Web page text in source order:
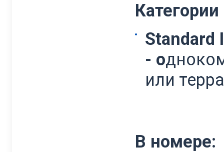
Standard
- о
или
В номере: